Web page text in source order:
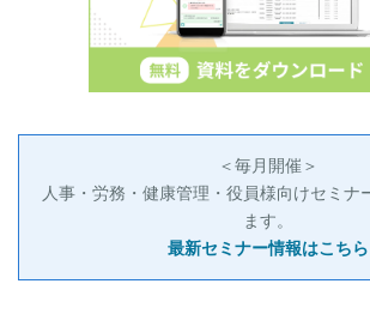
＜毎月開催＞
人事・労務・健康管理・役員様向けセミナ
ます。
最新セミナー情報はこちら